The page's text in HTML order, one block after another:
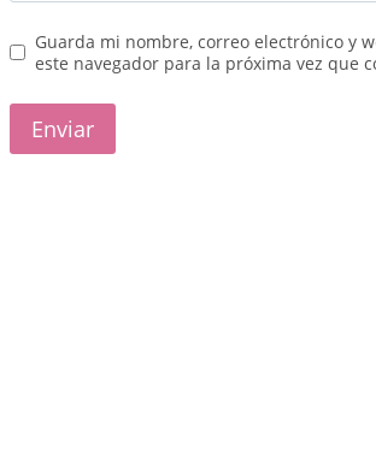
Guarda mi nombre, correo electrónico y
este navegador para la próxima vez que